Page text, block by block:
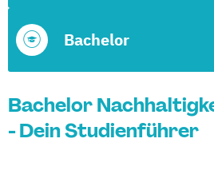
Bachelor
Bachelor
- Dein Studienführer